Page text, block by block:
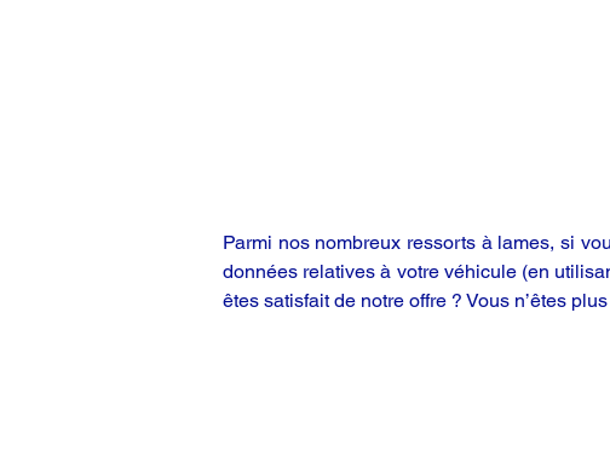
Parmi nos nombreux ressorts à lames, si
données relatives à votre véhicule (en
êtes satisfait de notre offre ? Vous n’êtes